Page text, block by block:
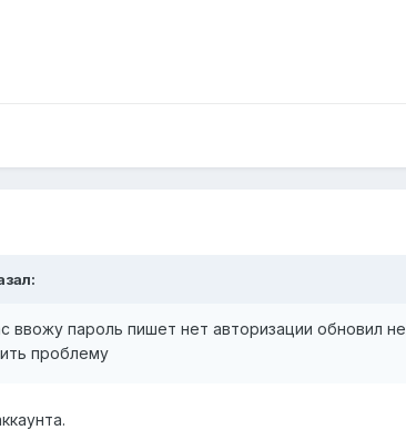
ввожу пароль пишет нет авторизации обновил
проблему